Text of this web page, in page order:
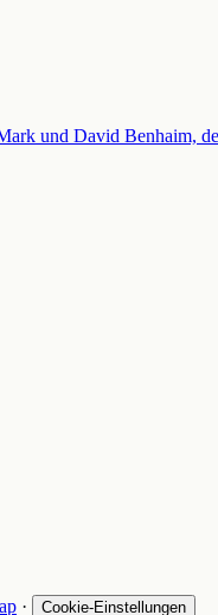
und David Benhaim,
· Cookie-Einstellungen